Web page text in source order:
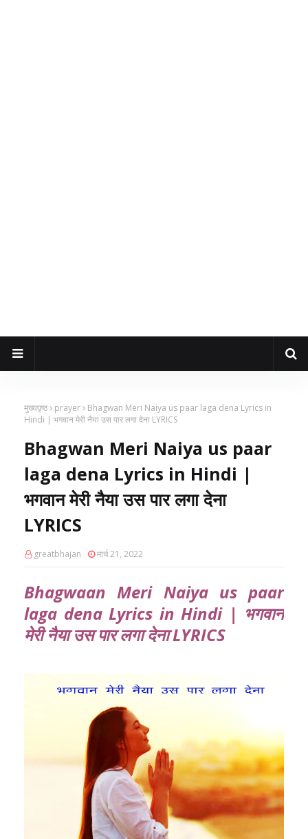
मुख्यपृष्ठ prayer
Bhagwan Meri Naiya us paar laga dena Lyrics in
Hindi | भगवान मेरी नैया उस पार लगा देना LYRICS
Bhagwan Meri Naiya us paar
laga dena Lyrics in Hindi |
भगवान मेरी नैया उस पार लगा देना
LYRICS
greatbhajan मार्च 21, 2022
Bhagwaan Meri Naiya us paar
laga dena Lyrics in Hindi | भगवान
मेरी नैया उस पार लगा देना LYRICS